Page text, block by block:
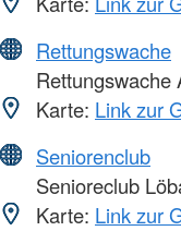
Rettungswache
Rettungswache
Karte: Link zur
Seniorenclub
Senioreclub
Karte: Link zur